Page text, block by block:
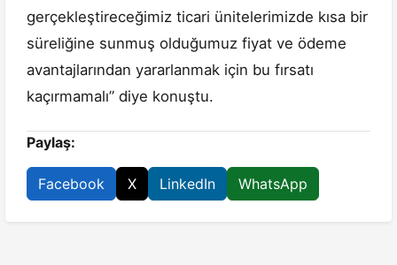
gerçekleştireceğimiz ticari ünitelerimizde kısa bir
süreliğine sunmuş olduğumuz fiyat ve ödeme
avantajlarından yararlanmak için bu fırsatı
kaçırmamalı” diye konuştu.
Paylaş:
Facebook X LinkedIn WhatsApp